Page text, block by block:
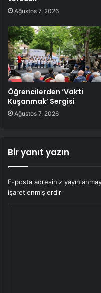
Ağustos 7, 2026
Öğrencilerden ‘Vakti
Kuşanmak’ Sergisi
Ağustos 7, 2026
Bir yanıt yazın
E-posta adresiniz
işaretlenmişlerdir